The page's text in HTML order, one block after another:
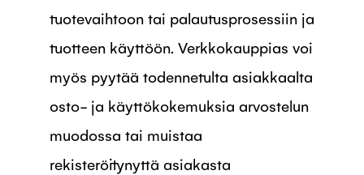
tuotevaihtoon tai palautusprosessiin ja
tuotteen käyttöön. Verkkokauppias voi
myös pyytää todennetulta asiakkaalta
osto- ja käyttökokemuksia arvostelun
muodossa tai muistaa
rekisteröitynyttä asiakasta